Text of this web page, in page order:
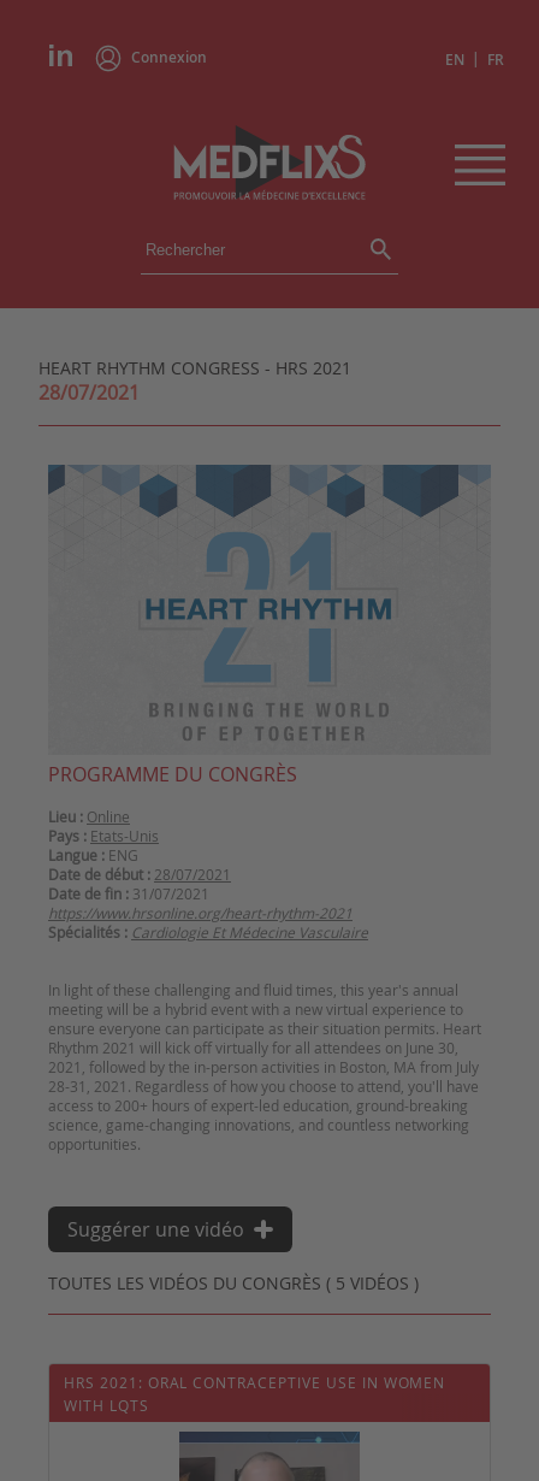
Connexion EN | FR
ÉVÉNEMENTS
INSTITUTIONS
EXPERTS
REVUES DE PRESSE
CONGRÈS EN RÉSUMÉ
HEART RHYTHM CONGRESS - HRS 2021
28/07/2021
PROGRAMME DU CONGRÈS
Lieu : Online
Pays : Etats-Unis
Langue : ENG
Date de début : 28/07/2021
Date de fin : 31/07/2021
https://www.hrsonline.org/heart-rhythm-2021
Spécialités : Cardiologie Et Médecine Vasculaire
In light of these challenging and fluid times, this year's annual
meeting will be a hybrid event with a new virtual experience to
ensure everyone can participate as their situation permits. Heart
Rhythm 2021 will kick off virtually for all attendees on June 30,
2021, followed by the in-person activities in Boston, MA from July
28-31, 2021. Regardless of how you choose to attend, you'll have
access to 200+ hours of expert-led education, ground-breaking
science, game-changing innovations, and countless networking
TOUTES LES VIDÉOS DU CONGRÈS ( 5 VIDÉOS )
Suggérer une vidéo
HRS 2021: ORAL CONTRACEPTIVE USE IN WOMEN
WITH LQTS